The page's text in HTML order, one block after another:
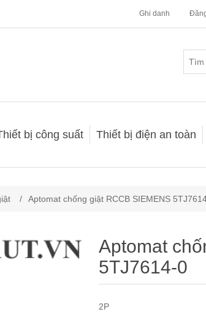
Ghi danh
bị công suất Thiết bị điện an toàn
/ Aptomat chống giật RCCB SIEMENS
Aptomat
5TJ7614-0
2P